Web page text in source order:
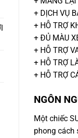
+ DỊCH VỤ
+ HỖ TRỢ
+ ĐỦ MÀU
+ HỖ TRỢ
+ HỖ TRỢ
+ HỖ TRỢ
NGÔN
Một chiếc
phong cách